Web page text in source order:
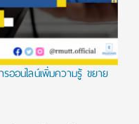
อนไลน์เพิ่มความรู้ ขยาย